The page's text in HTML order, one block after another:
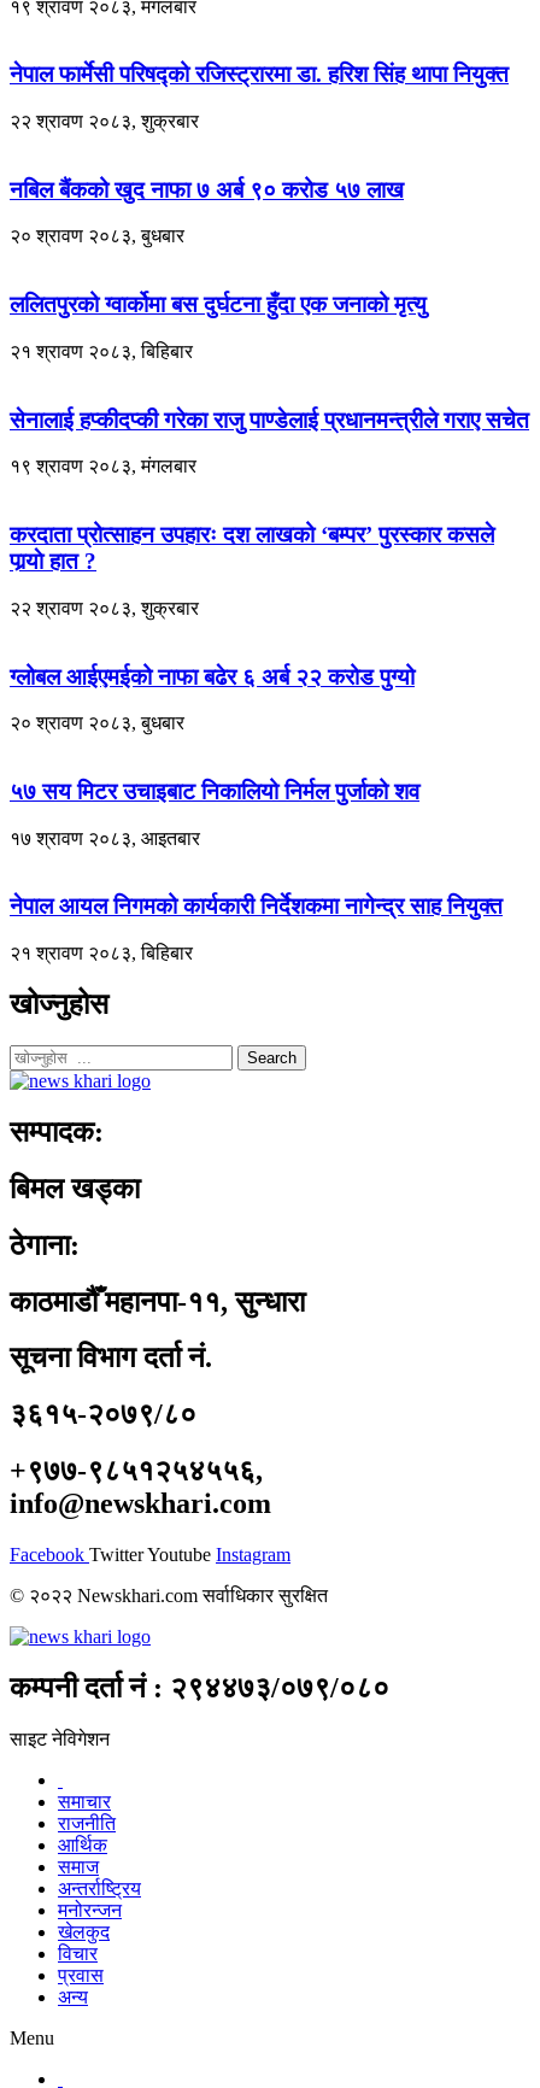
१९ श्रावण २०८३, मंगलबार
नेपाल फार्मेसी परिषद्को रजिस्ट्रारमा डा. हरिश सिंह थापा नियुक्त
२२ श्रावण २०८३, शुक्रबार
नबिल बैंकको खुद नाफा ७ अर्ब ९० करोड ५७ लाख
२० श्रावण २०८३, बुधबार
ललितपुरको ग्वार्कोमा बस दुर्घटना हुँदा एक जनाको मृत्यु
२१ श्रावण २०८३, बिहिबार
सेनालाई हप्कीदप्की गरेका राजु पाण्डेलाई प्रधानमन्त्रीले गराए सचेत
१९ श्रावण २०८३, मंगलबार
करदाता प्रोत्साहन उपहारः दश लाखको ‘बम्पर’ पुरस्कार कसले
पार्‍याे हात ?
२२ श्रावण २०८३, शुक्रबार
ग्लोबल आईएमईको नाफा बढेर ६ अर्ब २२ करोड पुग्यो
२० श्रावण २०८३, बुधबार
५७ सय मिटर उचाइबाट निकालियो निर्मल पुर्जाको शव
१७ श्रावण २०८३, आइतबार
नेपाल आयल निगमको कार्यकारी निर्देशकमा नागेन्द्र साह नियुक्त
२१ श्रावण २०८३, बिहिबार
खोज्नुहोस
Search
सम्पादक:
बिमल खड्का
ठेगाना:
काठमाडौँ महानपा-११, सुन्धारा
सूचना विभाग दर्ता नं.
३६१५-२०७९/८०
+९७७-९८५१२५४५५६,
info@newskhari.com
Facebook TwitterYoutube Instagram
© २०२२ Newskhari.com सर्वाधिकार सुरक्षित
कम्पनी दर्ता नं : २९४४७३/०७९/०८०
साइट नेविगेशन
समाचार
राजनीति
आर्थिक
समाज
अन्तर्राष्ट्रिय
मनोरन्जन
खेलकुद
विचार
प्रवास
अन्य
Menu